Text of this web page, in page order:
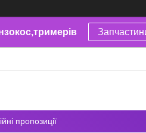
пропозиції